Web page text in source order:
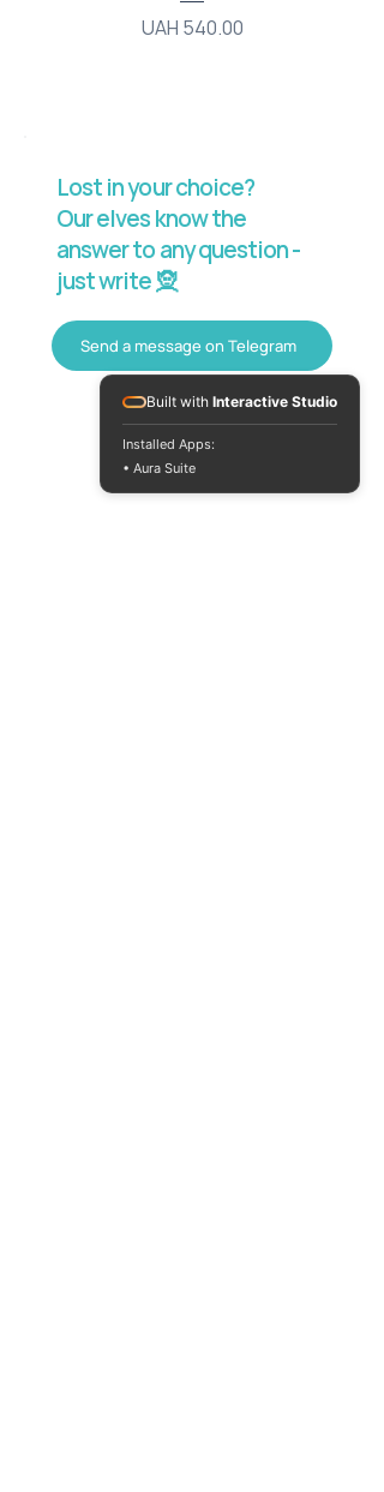
Price
UAH 540.00
Lost in your choice?
Our elves know the
answer to any question -
just write 🧝
Send a message on Telegram
Built with Interactive Studio
Installed Apps:
• Aura Suite